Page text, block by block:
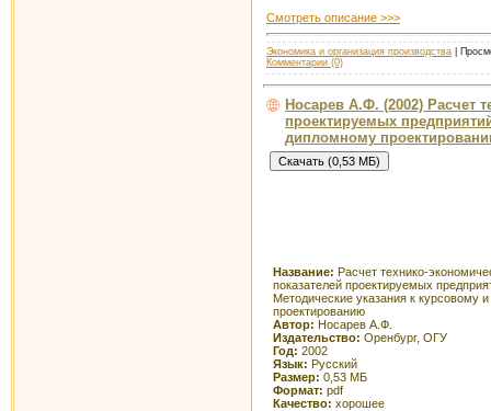
Смотреть описание >>>
Экономика и организация производства |
Комментарии (0)
Носарев А.Ф. (2002) Расчет
проектируемых
дипломному
Название: Расчет технико-
показателей проектируемых
Методические указания к курсовому
проектированию
Автор: Носарев А.Ф.
Издательство: Оренбург, ОГУ
Год: 2002
Язык: Русский
Размер: 0,53 МБ
Формат: pdf
Качество: хорошее